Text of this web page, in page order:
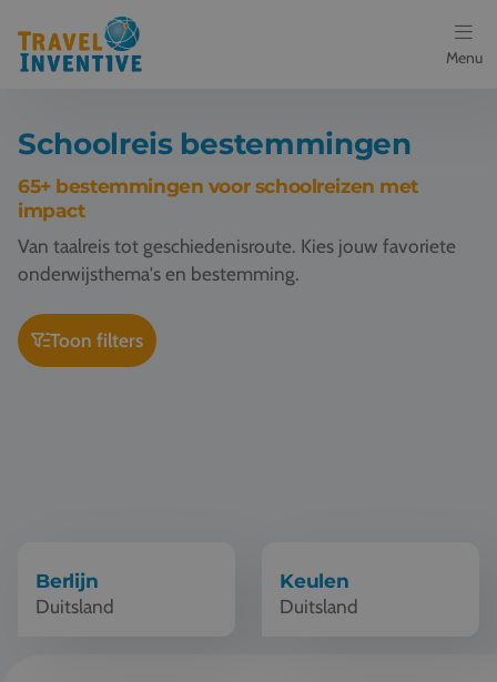
Menu
Bestemmingen
Schoolreis thema's
Voor docenten
Over ons
Een offerte aanvragen
076 522 30 57
Schoolreis bestemmingen
65+ bestemmingen voor schoolreizen met
impact
Van taalreis tot geschiedenisroute. Kies jouw favoriete
onderwijsthema's en bestemming.
Toon filters
Berlijn
Duitsland
Keulen
Duitsland